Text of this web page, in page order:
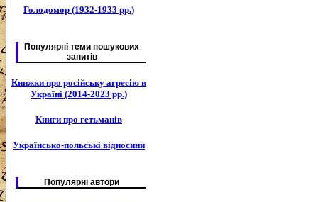
Голодомор (1932-1933 рр.)
Популярні теми пошукових
запитів
Книжки про російську агресію в
Україні (2014-2023 рр.)
Книги про гетьманів
Українсько-польські відносини
Популярні автори